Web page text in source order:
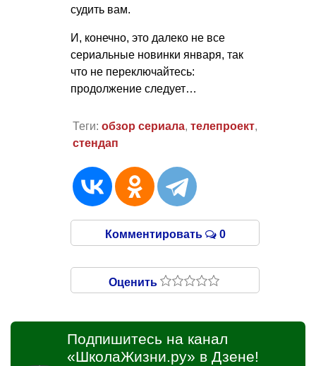
судить вам.
И, конечно, это далеко не все
сериальные новинки января, так
что не переключайтесь:
продолжение следует…
Теги: обзор сериала, телепроект,
стендап
Комментировать 0
Оценить
Подпишитесь на канал
«ШколаЖизни.ру» в Дзене!